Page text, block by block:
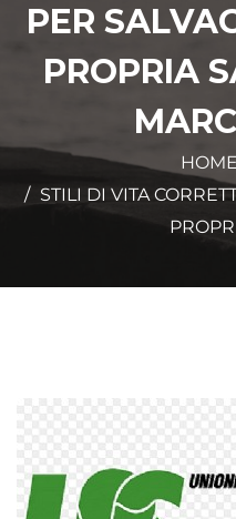
PER
PROPRIA
HOME
STILI DI VITA